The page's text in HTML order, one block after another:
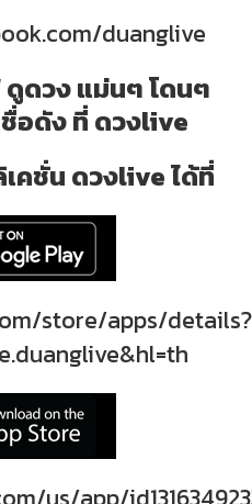
duanglive
ดวง แม่นๆ โดนๆ
อดัง ที่ ดวงlive
คชั่น ดวงlive ได้ที่
store/apps/details?